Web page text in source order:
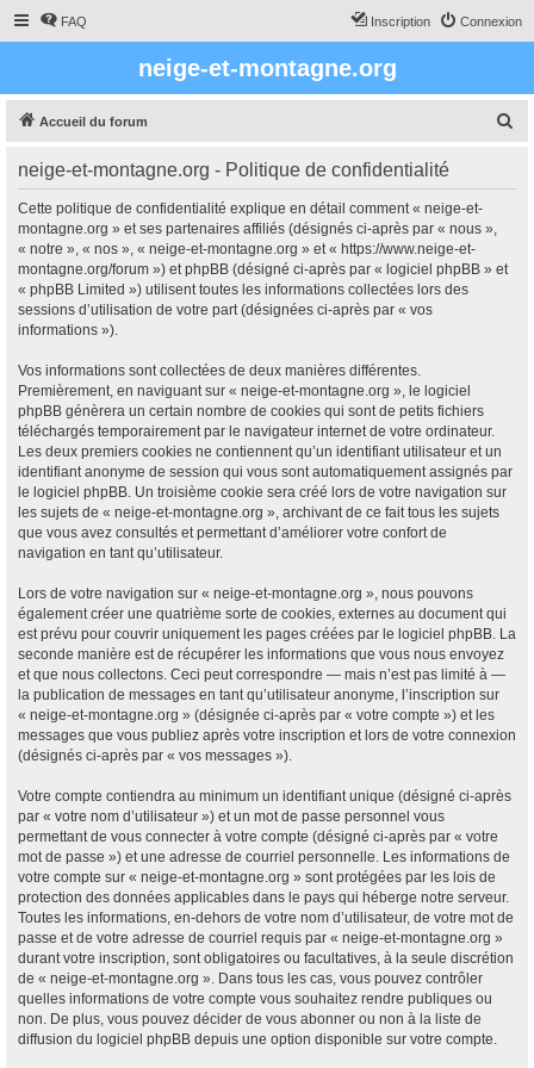
FAQ Connexion
Inscription
neige-et-montagne.org
Accueil du forum
neige-et-montagne.org - Politique de confidentialité
Cette politique de confidentialité explique en détail comment « neige-et-
montagne.org » et ses partenaires affiliés (désignés ci-après par « nous »,
« notre », « nos », « neige-et-montagne.org » et « https://www.neige-et-
montagne.org/forum ») et phpBB (désigné ci-après par « logiciel phpBB » et
« phpBB Limited ») utilisent toutes les informations collectées lors des
sessions d’utilisation de votre part (désignées ci-après par « vos
informations »).
Vos informations sont collectées de deux manières différentes.
Premièrement, en naviguant sur « neige-et-montagne.org », le logiciel
phpBB génèrera un certain nombre de cookies qui sont de petits fichiers
téléchargés temporairement par le navigateur internet de votre ordinateur.
Les deux premiers cookies ne contiennent qu’un identifiant utilisateur et un
identifiant anonyme de session qui vous sont automatiquement assignés par
le logiciel phpBB. Un troisième cookie sera créé lors de votre navigation sur
les sujets de « neige-et-montagne.org », archivant de ce fait tous les sujets
que vous avez consultés et permettant d’améliorer votre confort de
navigation en tant qu’utilisateur.
Lors de votre navigation sur « neige-et-montagne.org », nous pouvons
également créer une quatrième sorte de cookies, externes au document qui
est prévu pour couvrir uniquement les pages créées par le logiciel phpBB. La
seconde manière est de récupérer les informations que vous nous envoyez
et que nous collectons. Ceci peut correspondre — mais n’est pas limité à —
la publication de messages en tant qu’utilisateur anonyme, l’inscription sur
« neige-et-montagne.org » (désignée ci-après par « votre compte ») et les
messages que vous publiez après votre inscription et lors de votre connexion
(désignés ci-après par « vos messages »).
Votre compte contiendra au minimum un identifiant unique (désigné ci-après
par « votre nom d’utilisateur ») et un mot de passe personnel vous
permettant de vous connecter à votre compte (désigné ci-après par « votre
mot de passe ») et une adresse de courriel personnelle. Les informations de
votre compte sur « neige-et-montagne.org » sont protégées par les lois de
protection des données applicables dans le pays qui héberge notre serveur.
Toutes les informations, en-dehors de votre nom d’utilisateur, de votre mot de
passe et de votre adresse de courriel requis par « neige-et-montagne.org »
durant votre inscription, sont obligatoires ou facultatives, à la seule discrétion
de « neige-et-montagne.org ». Dans tous les cas, vous pouvez contrôler
quelles informations de votre compte vous souhaitez rendre publiques ou
non. De plus, vous pouvez décider de vous abonner ou non à la liste de
diffusion du logiciel phpBB depuis une option disponible sur votre compte.